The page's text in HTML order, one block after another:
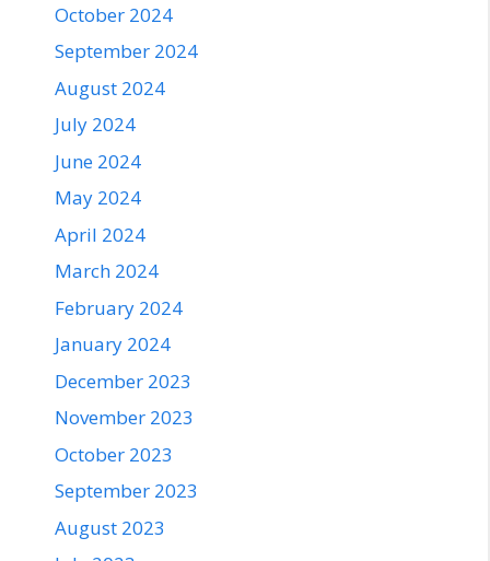
October 2024
September 2024
August 2024
July 2024
June 2024
May 2024
April 2024
March 2024
February 2024
January 2024
December 2023
November 2023
October 2023
September 2023
August 2023